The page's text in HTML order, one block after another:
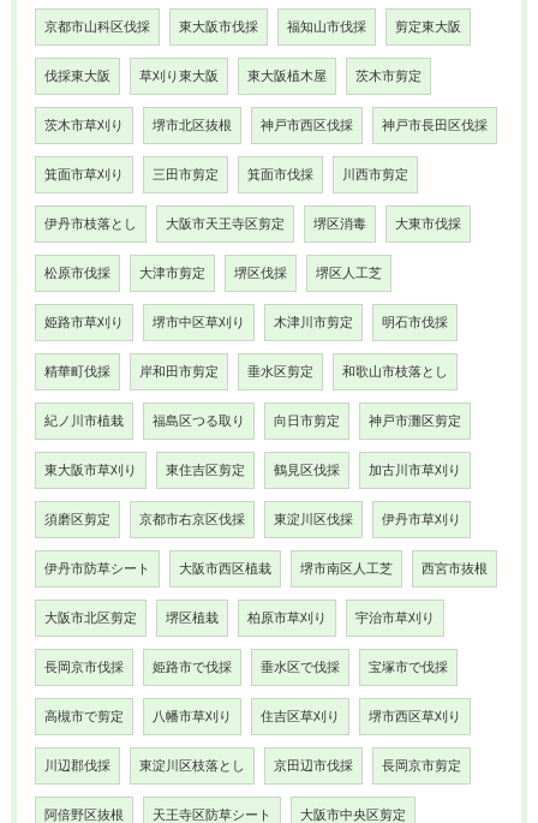
京都市山科区伐採 東大阪市伐採 福知山市伐採 剪定東大阪
伐採東大阪 草刈り東大阪 東大阪植木屋 茨木市剪定
茨木市草刈り 堺市北区抜根 神戸市西区伐採 神戸市長田区伐採
箕面市草刈り 三田市剪定 箕面市伐採 川西市剪定
伊丹市枝落とし 大阪市天王寺区剪定 堺区消毒 大東市伐採
松原市伐採 大津市剪定 堺区伐採 堺区人工芝
姫路市草刈り 堺市中区草刈り 木津川市剪定 明石市伐採
精華町伐採 岸和田市剪定 垂水区剪定 和歌山市枝落とし
紀ノ川市植栽 福島区つる取り 向日市剪定 神戸市灘区剪定
東大阪市草刈り 東住吉区剪定 鶴見区伐採 加古川市草刈り
須磨区剪定 京都市右京区伐採 東淀川区伐採 伊丹市草刈り
伊丹市防草シート 大阪市西区植栽 堺市南区人工芝 西宮市抜根
大阪市北区剪定 堺区植栽 柏原市草刈り 宇治市草刈り
長岡京市伐採 姫路市で伐採 垂水区で伐採 宝塚市で伐採
高槻市で剪定 八幡市草刈り 住吉区草刈り 堺市西区草刈り
川辺郡伐採 東淀川区枝落とし 京田辺市伐採 長岡京市剪定
阿倍野区抜根 天王寺区防草シート 大阪市中央区剪定